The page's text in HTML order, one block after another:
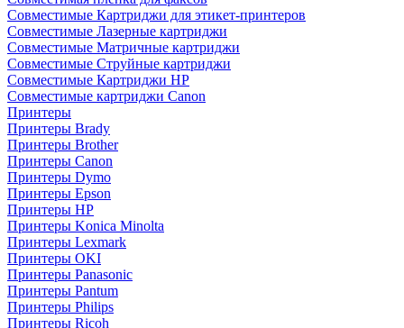
Совместимые Картриджи для этикет-принтеров
Совместимые Лазерные картриджи
Совместимые Матричные картриджи
Совместимые Струйные картриджи
Совместимые Картриджи HP
Совместимые картриджи Canon
Принтеры
Принтеры Brady
Принтеры Brother
Принтеры Canon
Принтеры Dymo
Принтеры Epson
Принтеры HP
Принтеры Konica Minolta
Принтеры Lexmark
Принтеры OKI
Принтеры Panasonic
Принтеры Pantum
Принтеры Philips
Принтеры Ricoh